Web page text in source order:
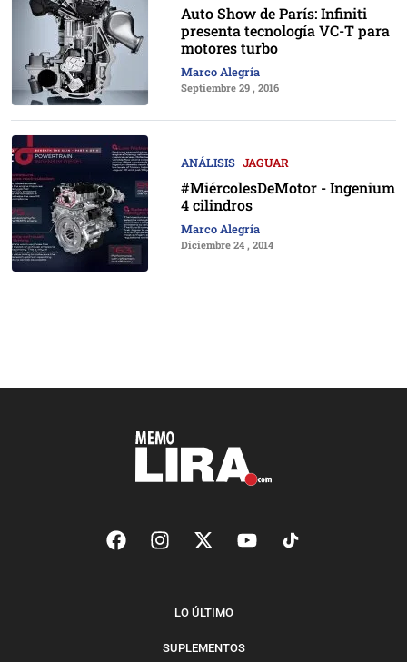
Auto Show de París: Infiniti
presenta tecnología VC-T para
motores turbo
Marco Alegría
Septiembre 29 , 2016
ANÁLISIS JAGUAR
#MiércolesDeMotor - Ingenium
4 cilindros
Marco Alegría
Diciembre 24 , 2014
LO ÚLTIMO
SUPLEMENTOS